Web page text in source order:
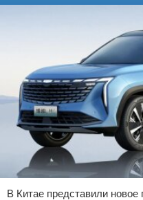
В Китае представили новое